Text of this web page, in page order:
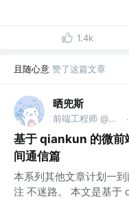
1.4k
且随心意 赞了这篇文章
晒兜斯
前端工程师 @明源云 ·
基于 qiankun 的微前
间通信篇
本系列其他文章计划一
注 不迷路。 本文是基于